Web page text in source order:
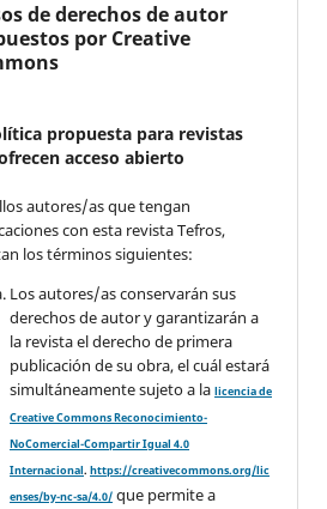
de derechos de autor
por Creative
propuesta para revistas
acceso abierto
autores/as que tengan
con esta revista Tefros,
los términos siguientes:
Los autores/as conservarán sus
derechos de autor y garantizarán a
la revista el derecho de primera
publicación de su obra, el cuál estará
simultáneamente sujeto a lalicencia de
Creative Commons Reconocimiento-
NoComercial-Compartir Igual 4.0
Internacional.https://creativecommons.org/lic
enses/by-nc-sa/4.0/ que permite a